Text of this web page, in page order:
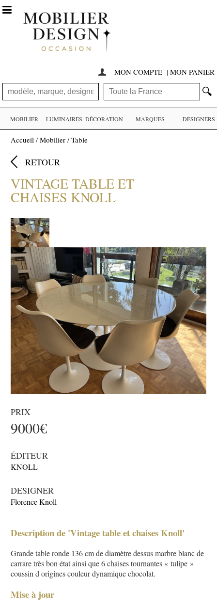
 MON COMPTE | MON PANIER
🔍

MOBILIER LUMINAIRES DÉCORATION MARQUES DESIGNERS
Accueil /Mobilier /Table
 RETOUR
VINTAGE TABLE ET
CHAISES KNOLL
PRIX
9000€
ÉDITEUR
KNOLL
DESIGNER
Florence Knoll
Description de 'Vintage table et chaises Knoll'
Grande table ronde 136 cm de diamètre dessus marbre blanc de
carrare très bon état ainsi que 6 chaises tournantes « tulipe »
coussin d origines couleur dynamique chocolat.
Mise à jour